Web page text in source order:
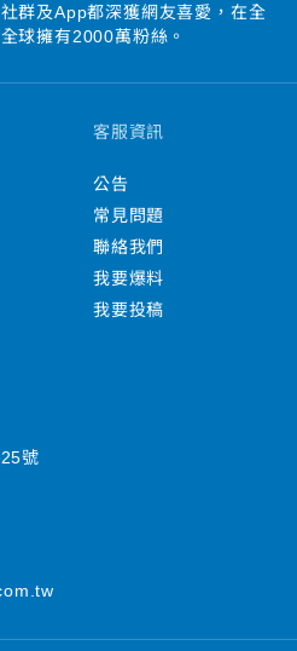
群及App都深獲網友喜愛，在全
球擁有2000萬粉絲。
客服資訊
公告
常見問題
聯絡我們
我要爆料
我要投稿
號